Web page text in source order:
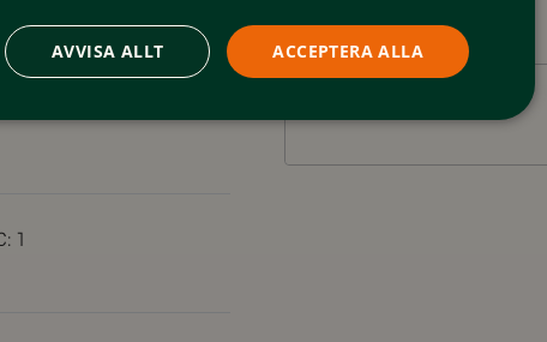
1
2 personer
ACCEPTERA ALLA
AVVISA ALLT